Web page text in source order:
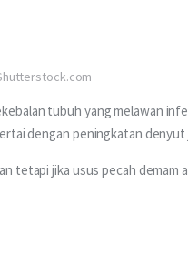
tubuh yang melawan
dengan peningkatan
tetapi jika usus pecah demam